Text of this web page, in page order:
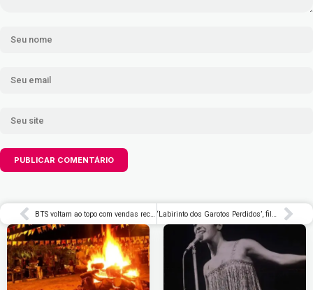
BTS voltam ao topo com vendas recordes de ‘Arirang’ na primeira semana – Rolling Stone Brasil ‘Labirinto dos Garotos Perdidos’, filme queer brasileiro, ganha data de estreia nos cinemas – Rolling Stone Brasil